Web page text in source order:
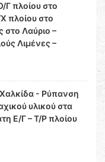
Γ πλοίου στο
πλοίου στο
στο Λαύριο –
Λιμένες –
- Ρύπανση
υλικού στα
Ε/Γ – Τ/Ρ πλοίου